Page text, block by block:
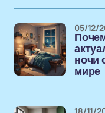
ночи
мире
05/12/